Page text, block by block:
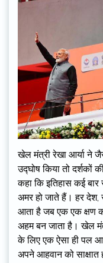
खेल मंत्री रेखा आर्या ने
उद्घोष किया तो दर्शकों
कहा कि इतिहास कई
अमर हो जाते हैं। हर
आता है जब एक एक क्षण
अहम बन जाता है। खेल
के लिए एक ऐसा ही पल
अपने आहवान को